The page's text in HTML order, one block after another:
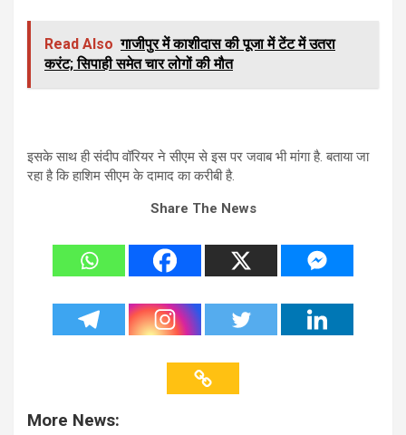
Read Also गाजीपुर में काशीदास की पूजा में टेंट में उतरा
करंट; सिपाही समेत चार लोगों की मौत
इसके साथ ही संदीप वॉरियर ने सीएम से इस पर जवाब भी मांगा है. बताया जा
रहा है कि हाशिम सीएम के दामाद का करीबी है.
Share The News
More News: